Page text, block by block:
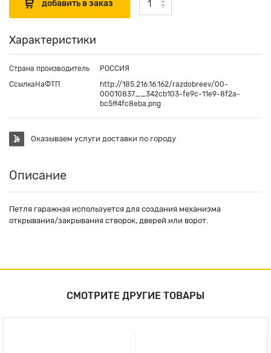
Характеристики
Страна производитель
РОССИЯ
СсылкаНаФТП
http://185.216.16.162/razdobreev/00-
00010837__342cb103-fe9c-11e9-8f2a-
bc5ff4fc8eba.png
Оказываем услуги доставки по городу
Описание
Петля гаражная используется для создания механизма
открывания/закрывания створок, дверей или ворот.
СМОТРИТЕ ДРУГИЕ ТОВАРЫ